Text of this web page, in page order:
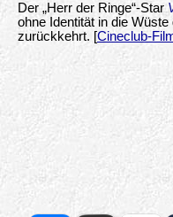
Der „Herr der Ringe“-Star
ohne Identität in die
zurückkehrt. [Cineclub-